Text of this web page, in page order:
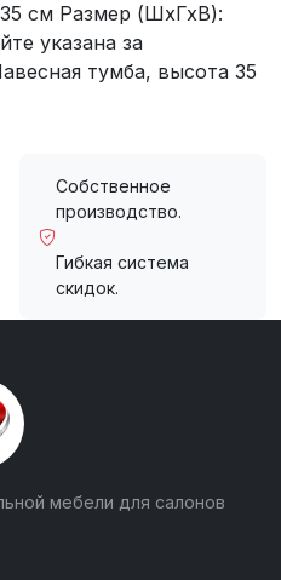
см Размер (ШхГхВ):
указана за
тумба, высота 35
Собственное
производство.
Гибкая система
скидок.
мебели для салонов